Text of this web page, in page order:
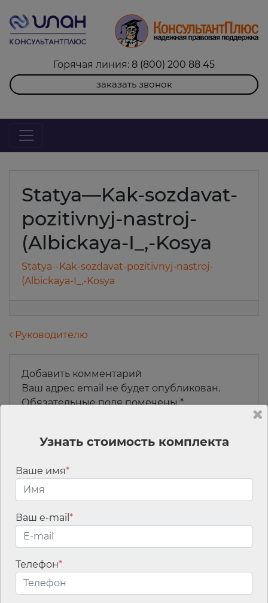
Горячая линия: 8 (800) 200 88 45
заказать звонок
Statya—Kak-sozdavat-
pozitivnyj-nastroj-
(Albickaya-I_,-Kosya
Statya--Kak-sozdavat-pozitivnyj-nastroj-
(Albickaya-I_,-Kosya
Навигация по записям
Руководителю
Добавить комментарий
Ваш адрес email не будет опубликован.
Обязательные поля помечены*
Имя*
Email*
Узнать стоимость комплекта
Ваше имя*
Ваш e-mail *
Телефон*